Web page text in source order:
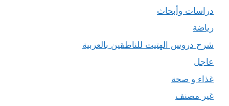
دراسات وأبحاث
رياضة
شرح دروس الهتيت للناطقين بالعربية
عاجل
غذاء و صحة
غير مصنف